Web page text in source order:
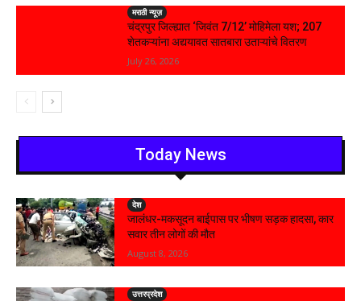
मराठी न्यूज़
चंद्रपुर जिल्ह्यात ‘जिवंत 7/12’ मोहिमेला यश; 207
शेतकऱ्यांना अद्ययावत सातबारा उताऱ्यांचे वितरण
July 26, 2026
Today News
देश
जालंधर-मकसूदन बाईपास पर भीषण सड़क हादसा, कार
सवार तीन लोगों की मौत
August 8, 2026
उत्तरप्रदेश